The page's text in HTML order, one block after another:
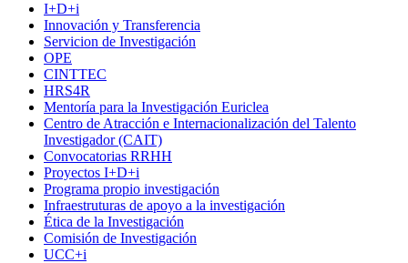
I+D+i
Innovación y Transferencia
Servicion de Investigación
OPE
CINTTEC
HRS4R
Mentoría para la Investigación Euriclea
Centro de Atracción e Internacionalización del Talento
Investigador (CAIT)
Convocatorias RRHH
Proyectos I+D+i
Programa propio investigación
Infraestruturas de apoyo a la investigación
Ética de la Investigación
Comisión de Investigación
UCC+i